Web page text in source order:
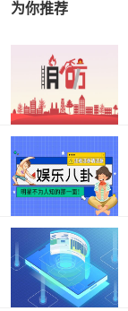
为你推荐